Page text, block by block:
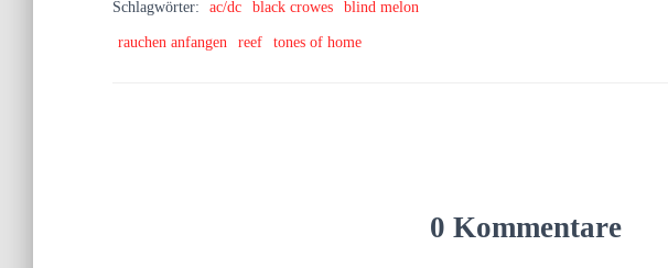
Schlagwörter: ac/dc black crowes blind melon
rauchen anfangen reef tones of home
0 Kommentare